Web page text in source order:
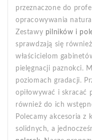
przeznaczone do
opracowywania
Zestawy pilników i
sprawdzają się
właścicielom
pielęgnacji paznokci.
poziomach gradacji.
opiłowywać i skracać
również do ich
Polecamy akcesoria z
solidnych, a